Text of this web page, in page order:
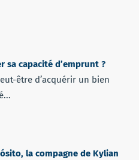
sa capacité d’emprunt ?
être d’acquérir un bien
la compagne de Kylian